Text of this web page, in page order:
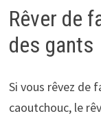
Rêver de
des gants
Si vous rêvez de
caoutchouc, le